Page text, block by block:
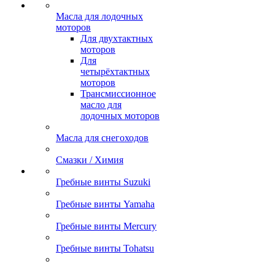
Масла для лодочных
моторов
Для двухтактных
моторов
Для
четырёхтактных
моторов
Трансмиссионное
масло для
лодочных моторов
Масла для снегоходов
Смазки / Химия
Гребные винты Suzuki
Гребные винты Yamaha
Гребные винты Mercury
Гребные винты Tohatsu